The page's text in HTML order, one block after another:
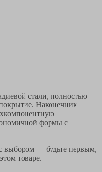
стали, полностью
Наконечник
формы с
выбором — будьте первым,
товаре.